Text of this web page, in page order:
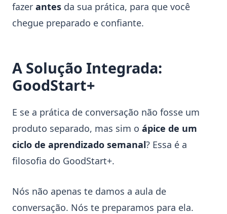
fazer antes da sua prática, para que você
chegue preparado e confiante.
A Solução Integrada:
GoodStart+
E se a prática de conversação não fosse um
produto separado, mas sim o ápice de um
ciclo de aprendizado semanal? Essa é a
filosofia do GoodStart+.
Nós não apenas te damos a aula de
conversação. Nós te preparamos para ela.